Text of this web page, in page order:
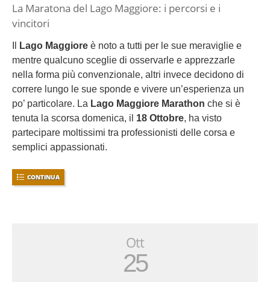
La Maratona del Lago Maggiore: i percorsi e i
vincitori
Lago Maggiore è noto a tutti per le sue meraviglie e
mentre qualcuno sceglie di osservarle e apprezzarle
nella forma più convenzionale, altri invece decidono di
correre lungo le sue sponde e vivere un’esperienza un
po’ particolare. La Lago Maggiore Marathon che si è
tenuta la scorsa domenica, il 18 Ottobre, ha visto
partecipare moltissimi tra professionisti delle corsa e
semplici appassionati.
CONTINUA
Ott
25